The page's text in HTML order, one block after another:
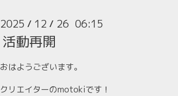
2025 / 12 / 26 06:15
活動再開
おはようございます。
クリエイターのmotokiです！